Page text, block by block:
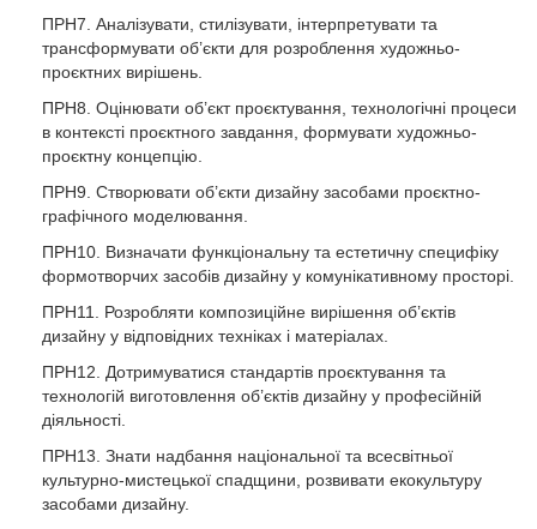
ПРН7. Аналізувати, стилізувати, інтерпретувати та
трансформувати об’єкти для розроблення художньо-
проєктних вирішень.
ПРН8. Оцінювати об’єкт проєктування, технологічні процеси
в контексті проєктного завдання, формувати художньо-
проєктну концепцію.
ПРН9. Створювати об’єкти дизайну засобами проєктно-
графічного моделювання.
ПРН10. Визначати функціональну та естетичну специфіку
формотворчих засобів дизайну у комунікативному просторі.
ПРН11. Розробляти композиційне вирішення об’єктів
дизайну у відповідних техніках і матеріалах.
ПРН12. Дотримуватися стандартів проєктування та
технологій виготовлення об’єктів дизайну у професійній
діяльності.
ПРН13. Знати надбання національної та всесвітньої
культурно-мистецької спадщини, розвивати екокультуру
засобами дизайну.